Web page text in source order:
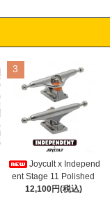
3
Joycult x Independ
ent Stage 11 Polished
12,100円(税込)